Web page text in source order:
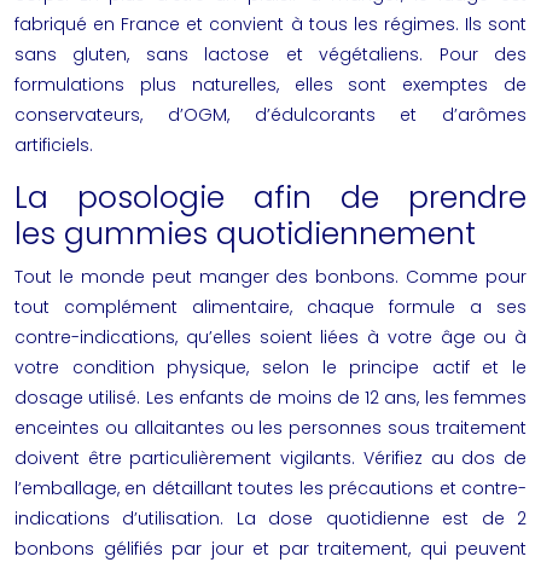
fabriqué en France et convient à tous les régimes. Ils sont
sans gluten, sans lactose et végétaliens. Pour des
formulations plus naturelles, elles sont exemptes de
conservateurs, d’OGM, d’édulcorants et d’arômes
artificiels.
La posologie afin de prendre
les gummies quotidiennement
Tout le monde peut manger des bonbons. Comme pour
tout complément alimentaire, chaque formule a ses
contre-indications, qu’elles soient liées à votre âge ou à
votre condition physique, selon le principe actif et le
dosage utilisé. Les enfants de moins de 12 ans, les femmes
enceintes ou allaitantes ou les personnes sous traitement
doivent être particulièrement vigilants. Vérifiez au dos de
l’emballage, en détaillant toutes les précautions et contre-
indications d’utilisation. La dose quotidienne est de 2
bonbons gélifiés par jour et par traitement, qui peuvent